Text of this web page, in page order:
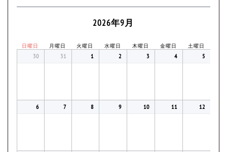
2026年9月
日曜日 月曜日 火曜日 水曜日 木曜日 金曜日 土曜日
30 31 1 2 3 4 5
6 7 8 9 10 11 12